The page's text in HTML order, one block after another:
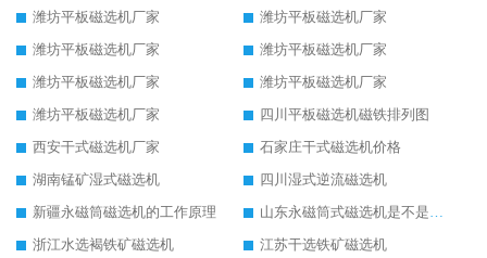
潍坊平板磁选机厂家
潍坊平板磁选机厂家
潍坊平板磁选机厂家
潍坊平板磁选机厂家
潍坊平板磁选机厂家
潍坊平板磁选机厂家
潍坊平板磁选机厂家
四川平板磁选机磁铁排列图
西安干式磁选机厂家
石家庄干式磁选机价格
湖南锰矿湿式磁选机
四川湿式逆流磁选机
新疆永磁筒磁选机的工作原理
山东永磁筒式磁选机是不是强磁
浙江水选褐铁矿磁选机
江苏干选铁矿磁选机